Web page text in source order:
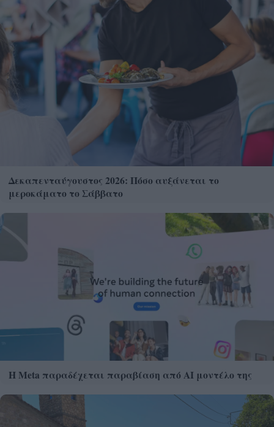
Δεκαπενταύγουστος 2026: Πόσο αυξάνεται το
μεροκάματο το Σάββατο
Η Meta παραδέχεται παραβίαση από AI μοντέλο της